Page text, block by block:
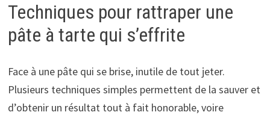
Techniques pour rattraper une
pâte à tarte qui s’effrite
Face à une pâte qui se brise, inutile de tout jeter.
Plusieurs techniques simples permettent de la sauver et
d’obtenir un résultat tout à fait honorable, voire